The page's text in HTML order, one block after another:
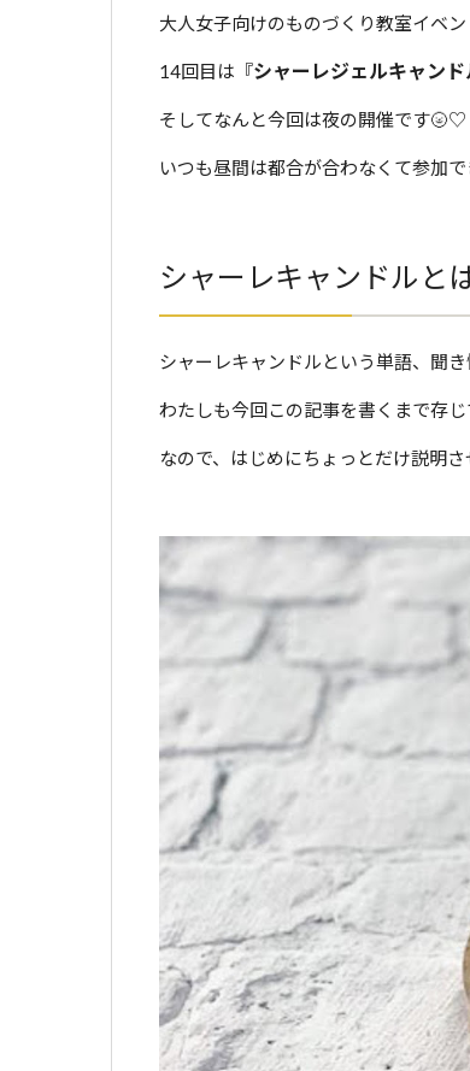
大人女子向けのものづくり教室イベ
14回目は『シャーレジェルキャンド
そしてなんと今回は夜の開催です🌝♡
いつも昼間は都合が合わなくて参加
シャーレキャンドルと
シャーレキャンドルという単語、聞き
わたしも今回この記事を書くまで存
なので、はじめにちょっとだけ説明さ